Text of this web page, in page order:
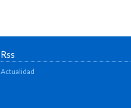
Rss
Actualidad